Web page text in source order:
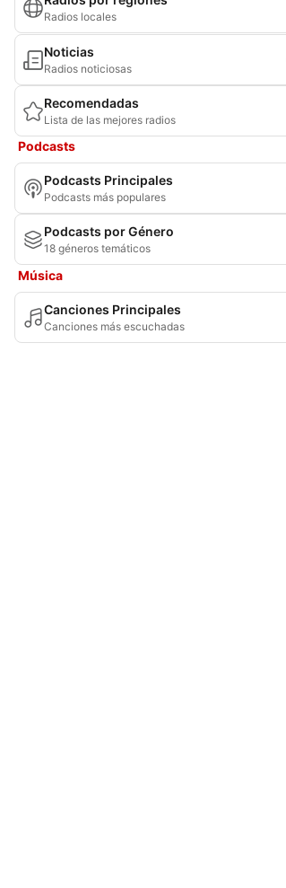
Radios locales
Noticias
Radios noticiosas
Recomendadas
Lista de las mejores radios
Podcasts
Podcasts Principales
Podcasts más populares
Podcasts por Género
18 géneros temáticos
Música
Canciones Principales
Canciones más escuchadas